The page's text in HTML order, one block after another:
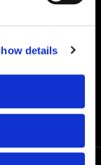
details